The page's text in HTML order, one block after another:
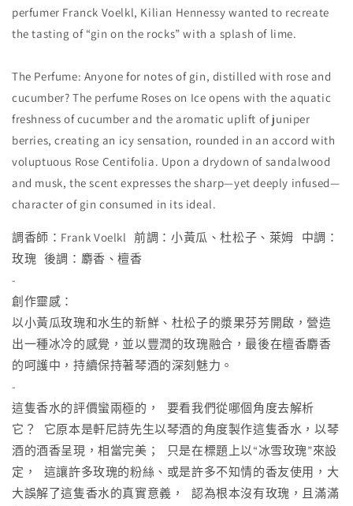
perfumer Franck Voelkl, Kilian Hennessy wanted to recreate
the tasting of “gin on the rocks” with a splash of lime.
The Perfume: Anyone for notes of gin, distilled with rose and
cucumber? The perfume Roses on Ice opens with the aquatic
freshness of cucumber and the aromatic uplift of juniper
berries, creating an icy sensation, rounded in an accord with
voluptuous Rose Centifolia. Upon a drydown of sandalwood
and musk, the scent expresses the sharp—yet deeply infused—
character of gin consumed in its ideal.
調香師：Frank Voelkl 前調：小黃瓜、杜松子、萊姆 中調：
玫瑰 後調：麝香、檀香
-
創作靈感：
以小黃瓜玫瑰和水生的新鮮、杜松子的漿果芬芳開啟，營造
出一種冰冷的感覺，並以豐潤的玫瑰融合，最後在檀香麝香
的呵護中，持續保持著琴酒的深刻魅力。
-
這隻香水的評價蠻兩極的， 要看我們從哪個角度去解析
它？ 它原本是軒尼詩先生以琴酒的角度製作這隻香水，以琴
酒的酒香呈現，相當完美； 只是在標題上以“冰雪玫瑰”來設
定， 這讓許多玫瑰的粉絲、或是許多不知情的香友使用，大
大誤解了這隻香水的真實意義， 認為根本沒有玫瑰，且滿滿